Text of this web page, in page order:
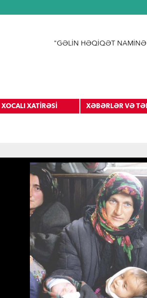
"GƏLİN HƏQİQƏT NAMİNƏ
XOCALI XATİRƏSİ XƏBƏRLƏR VƏ